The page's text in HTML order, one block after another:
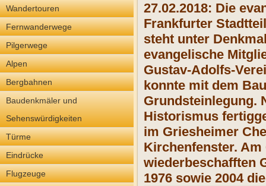
Wandertouren
Fernwanderwege
Pilgerwege
Alpen
Bergbahnen
Baudenkmäler und
Sehenswürdigkeiten
Türme
Eindrücke
Flugzeuge
27.02.2018: Die
Frankfurter
steht unter
evangelische
Gustav-Adolfs-
konnte mit dem
Grundsteinlegung.
Historismus
im Griesheimer
Kirchenfenster.
wiederbeschafften
1976 sowie 2004